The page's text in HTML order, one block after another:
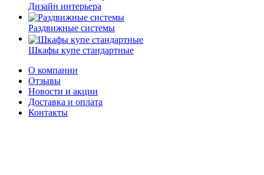
Дизайн интерьера
Раздвижные системы
Шкафы купе стандартные
О компании
Отзывы
Новости и акции
Доставка и оплата
Контакты